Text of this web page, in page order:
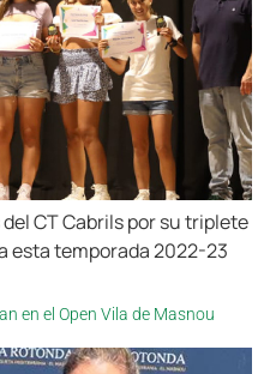
CT Cabrils por su triplete
esta temporada 2022-23
en el Open Vila de Masnou